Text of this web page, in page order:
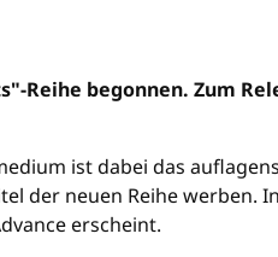
Reihe begonnen. Zum
ist dabei das
der neuen Reihe werben.
erscheint.